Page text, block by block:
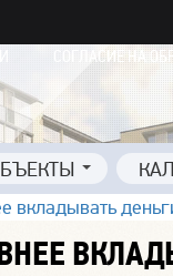
СОГЛАСИЕ НА
вкладывать